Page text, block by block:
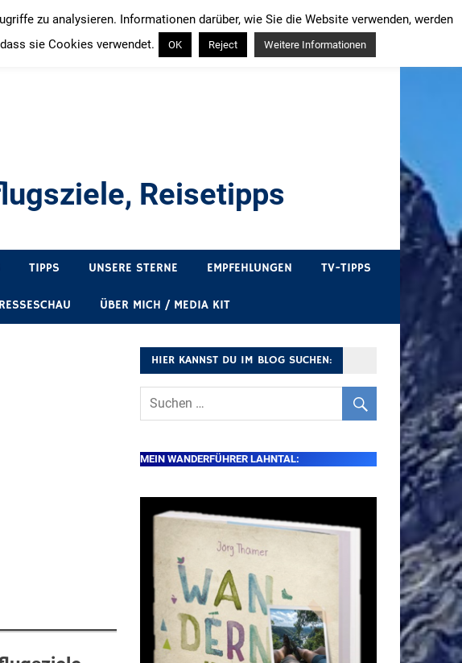
Reisetipps
TIPPS UNSERE STERNE EMPFEHLUNGEN TV-TIPPS
ÜBER MICH / MEDIA KIT
HIER KANNST DU IM BLOG SUCHEN:
MEIN WANDERFÜHRER LAHNTAL:
zu analysieren. Informationen darüber, wie Sie die Website verwenden, werden
sie Cookies verwendet.
OK Reject Weitere Informationen